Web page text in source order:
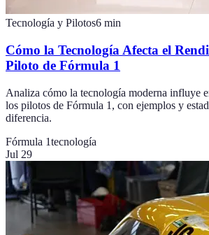
Tecnología y Pilotos6 min
Cómo la Tecnología Afecta el
Piloto de Fórmula 1
Analiza cómo la tecnología moderna influye
los pilotos de Fórmula 1, con ejemplos y
diferencia.
Fórmula 1tecnología
Jul 29